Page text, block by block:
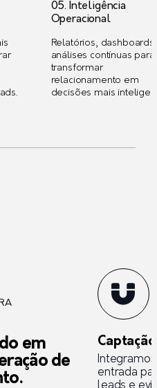
05. Inteligência
Operacional
Relatórios, dashboards
análises contínuas para
transformar
relacionamento em
decisões mais
em
de
Captação
entrada